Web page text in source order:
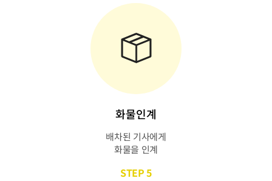
화물인계
배차된 기사에게
화물을 인계
STEP 5